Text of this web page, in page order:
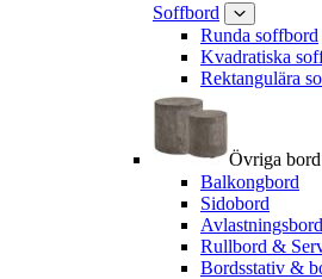
Soffbord
Runda soffbord
Kvadratiska
Rektangulära
Övriga bord
Balkongbord
Sidobord
Rullbord &
Bordsstativ &